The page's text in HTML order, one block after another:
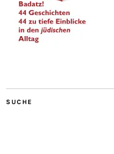
SUCHE